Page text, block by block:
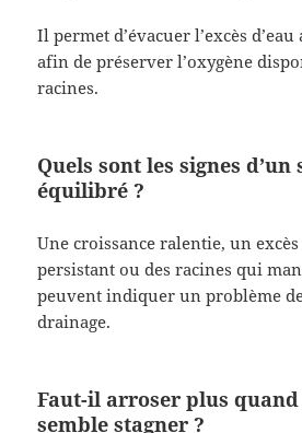
Il permet d’évacuer l’excès d’eau
afin de préserver l’oxygène
racines.
Quels sont les signes
équilibré ?
Une croissance ralentie, un
persistant ou des racines qui
peuvent indiquer un problème
drainage.
Faut-il arroser plus
semble stagner ?